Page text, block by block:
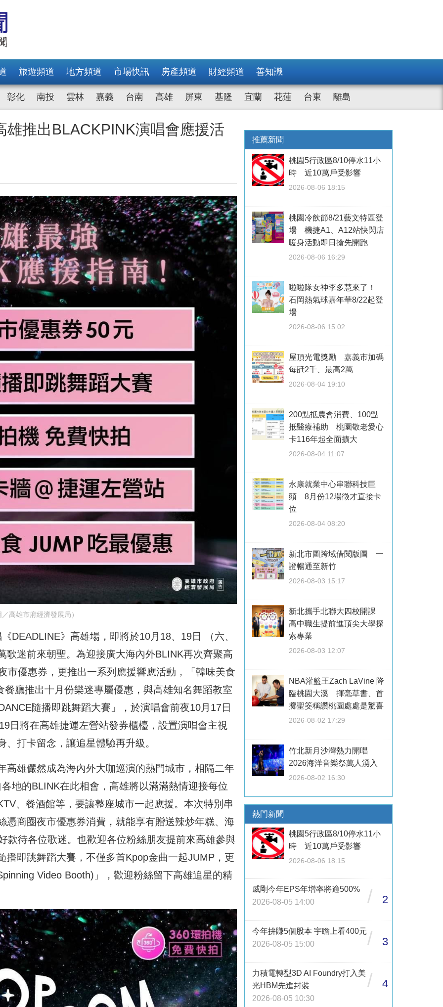
旅遊頻道 地方頻道 市場快訊 房產頻道 財經頻道 善知識
彰化 南投 雲林 嘉義 台南 高雄 屏東 基隆 宜蘭 花蓮 台東 離島
推出BLACKPINK演唱會應援活
高雄市府經濟發展局）
DEADLINE》高雄場，即將於10月18、19日 （六、
歌迷前來朝聖。為迎接廣大海內外BLINK再次齊聚高
市優惠券，更推出一系列應援響應活動，「韓味美食
廳推出十月份樂迷專屬優惠，與高雄知名舞蹈教室
隨播即跳舞蹈大賽」，於演唱會前夜10月17日
日將在高雄捷運左營站發券櫃檯，設置演唱會主視
打卡留念，讓追星體驗再升級。
高雄儼然成為海內外大咖巡演的熱門城市，相隔二年
地的BLINK在此相會，高雄將以滿滿熱情迎接每位
、餐酒館等，要讓整座城市一起應援。本次特別串
憑商圈夜市優惠券消費，就能享有贈送辣炒年糕、海
款待各位歌迷。也歡迎各位粉絲朋友提前來高雄參與
播即跳舞蹈大賽，不僅多首Kpop金曲一起JUMP，更
Video Booth)」，歡迎粉絲留下高雄追星的精
推薦新聞
桃園5行政區8/10停水11小
時 近10萬戶受影響
2026-08-06 18:15
桃園冷飲節8/21藝文特區登
場 機捷A1、A12站快閃店
暖身活動即日搶先開跑
2026-08-06 16:29
啦啦隊女神李多慧來了！
石岡熱氣球嘉年華8/22起登
場
2026-08-06 15:02
屋頂光電獎勵 嘉義市加碼
每瓩2千、最高2萬
2026-08-04 19:10
200點抵農會消費、100點
抵醫療補助 桃園敬老愛心
卡116年起全面擴大
2026-08-04 11:07
永康就業中心串聯科技巨
頭 8月份12場徵才直接卡
位
2026-08-04 08:20
新北市圖跨域借閱版圖 一
證暢通至新竹
2026-08-03 15:17
新北攜手北聯大四校開課
高中職生提前進頂尖大學探
索專業
2026-08-03 12:07
NBA灌籃王Zach LaVine 降
臨桃園大溪 揮毫草書、首
擲聖筊稱讚桃園處處是驚喜
2026-08-02 17:29
竹北新月沙灣熱力開唱
2026海洋音樂祭萬人湧入
2026-08-02 16:30
熱門新聞
桃園5行政區8/10停水11小
時 近10萬戶受影響
2026-08-06 18:15
威剛今年EPS年增率將逾500%
2026-08-05 14:00
/ 2
今年拚賺5個股本 宇瞻上看400元
2026-08-05 15:00
/ 3
力積電轉型3D AI Foundry打入美
光HBM先進封裝
2026-08-05 10:30
/ 4